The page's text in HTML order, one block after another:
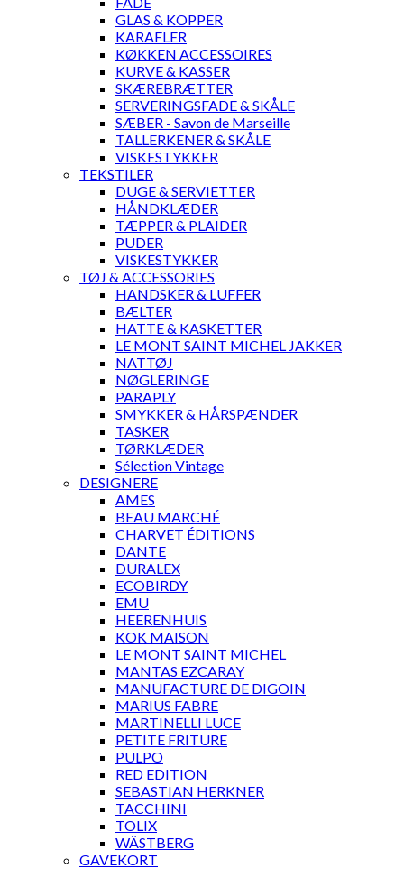
GLAS & KOPPER
KARAFLER
KØKKEN ACCESSOIRES
KURVE & KASSER
SKÆREBRÆTTER
SERVERINGSFADE & SKÅLE
SÆBER - Savon de Marseille
TALLERKENER & SKÅLE
VISKESTYKKER
TEKSTILER
DUGE & SERVIETTER
HÅNDKLÆDER
TÆPPER & PLAIDER
PUDER
VISKESTYKKER
TØJ & ACCESSORIES
HANDSKER & LUFFER
BÆLTER
HATTE & KASKETTER
LE MONT SAINT MICHEL JAKKER
NATTØJ
NØGLERINGE
PARAPLY
SMYKKER & HÅRSPÆNDER
TASKER
TØRKLÆDER
Sélection Vintage
DESIGNERE
AMES
BEAU MARCHÉ
CHARVET ÉDITIONS
DANTE
DURALEX
ECOBIRDY
EMU
HEERENHUIS
KOK MAISON
LE MONT SAINT MICHEL
MANTAS EZCARAY
MANUFACTURE DE DIGOIN
MARIUS FABRE
MARTINELLI LUCE
PETITE FRITURE
PULPO
RED EDITION
SEBASTIAN HERKNER
TACCHINI
TOLIX
WÄSTBERG
GAVEKORT